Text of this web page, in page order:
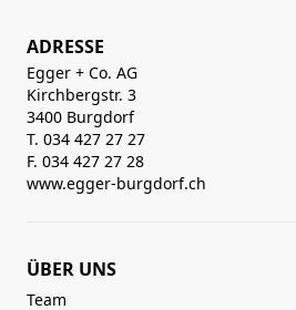
ADRESSE
Egger + Co. AG
Kirchbergstr. 3
3400 Burgdorf
T. 034 427 27 27
F. 034 427 27 28
www.egger-burgdorf.ch
ÜBER UNS
Team